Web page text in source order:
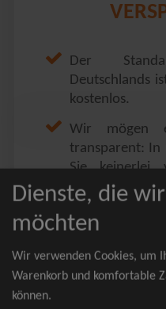
Der
Deutschlands
kostenlos.
Wir mögen
transparent: In
Sie keinerlei
Sie
nach der
werden.
Dienste, die
möchten
Wir verwenden Cookies, um
Warenkorb und komfortable
können.